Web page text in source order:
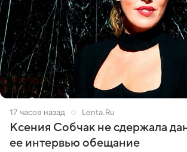
17 часов назад Lenta.Ru
Ксения Собчак не сдержала
ее интервью обещание